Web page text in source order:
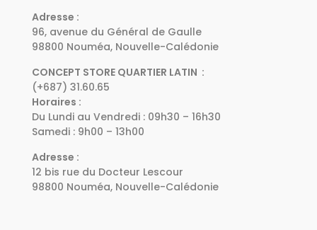
Adresse :
96, avenue du Général de Gaulle
98800 Nouméa, Nouvelle-Calédonie
CONCEPT STORE QUARTIER LATIN :
(+687) 31.60.65
Horaires :
Du Lundi au Vendredi : 09h30 – 16h30
Samedi : 9h00 – 13h00
Adresse :
12 bis rue du Docteur Lescour
98800 Nouméa, Nouvelle-Calédonie